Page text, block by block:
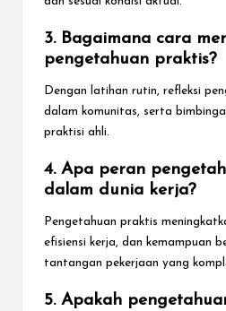
3. Bagaimana cara
pengetahuan praktis?
Dengan latihan rutin, refleksi
dalam komunitas, serta
praktisi ahli.
4. Apa peran
dalam dunia kerja?
Pengetahuan praktis
efisiensi kerja, dan kemampuan
tantangan pekerjaan yang
5. Apakah